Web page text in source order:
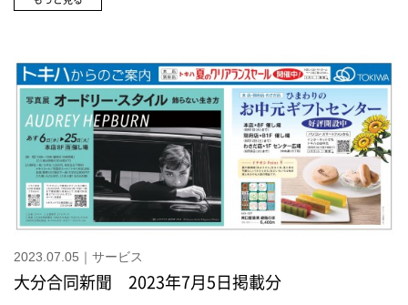
か 小 ブーケ 花水木 22,990円(株)オゼキ フラワーギフト 6,600円～
り) 3,850円《鳩居堂》線香 みくまの 3,850円煙が少ないタイプ《京
都 松栄堂》線香 かすみ・まどか 桐箱入 5,500円煙が少ないタイプ
《カメヤマローソク》LEDローソク いろはあかり 2,750円Sサイズは
1,980円《パレフローラ》お供え花(ファレノプシス) 28,600円光触媒加
工を施している
2023.07.05｜サービス
大分合同新聞 2023年7月5日掲載分